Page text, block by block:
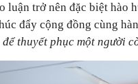
luận trở nên đặc biệt hào
đẩy cộng đồng cùng
thuyết phục một người